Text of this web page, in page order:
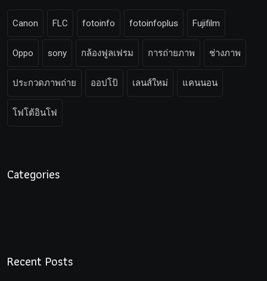
Canon FLC fotoinfo fotoinfoplus Fujifilm
Oppo sony กล้องฟูลเฟรม การถ่ายภาพ ช่างภาพ
ประกวดภาพถ่าย ออปโป้ เลนส์ใหม่ แคนนอน
โฟโต้อินโฟ
Categories
Recent Posts